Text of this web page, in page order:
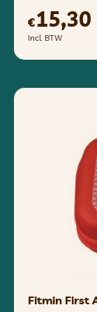
€15,30
Incl. BTW
Fitmin First